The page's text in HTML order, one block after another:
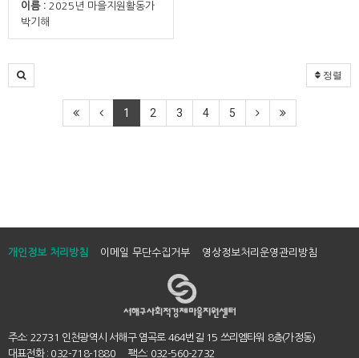
이름 : 2025년 마을지원활동가
박기해
정렬
1 2 3 4 5
개인정보 처리방침 이메일 무단수집거부 영상정보처리운영관리방침
주소: 22731 인천광역시 서해구 염곡로 464번길 15 쓰리엠타워 8층(가정동)
대표전화 : 032-718-1880 팩스: 032-560-2732